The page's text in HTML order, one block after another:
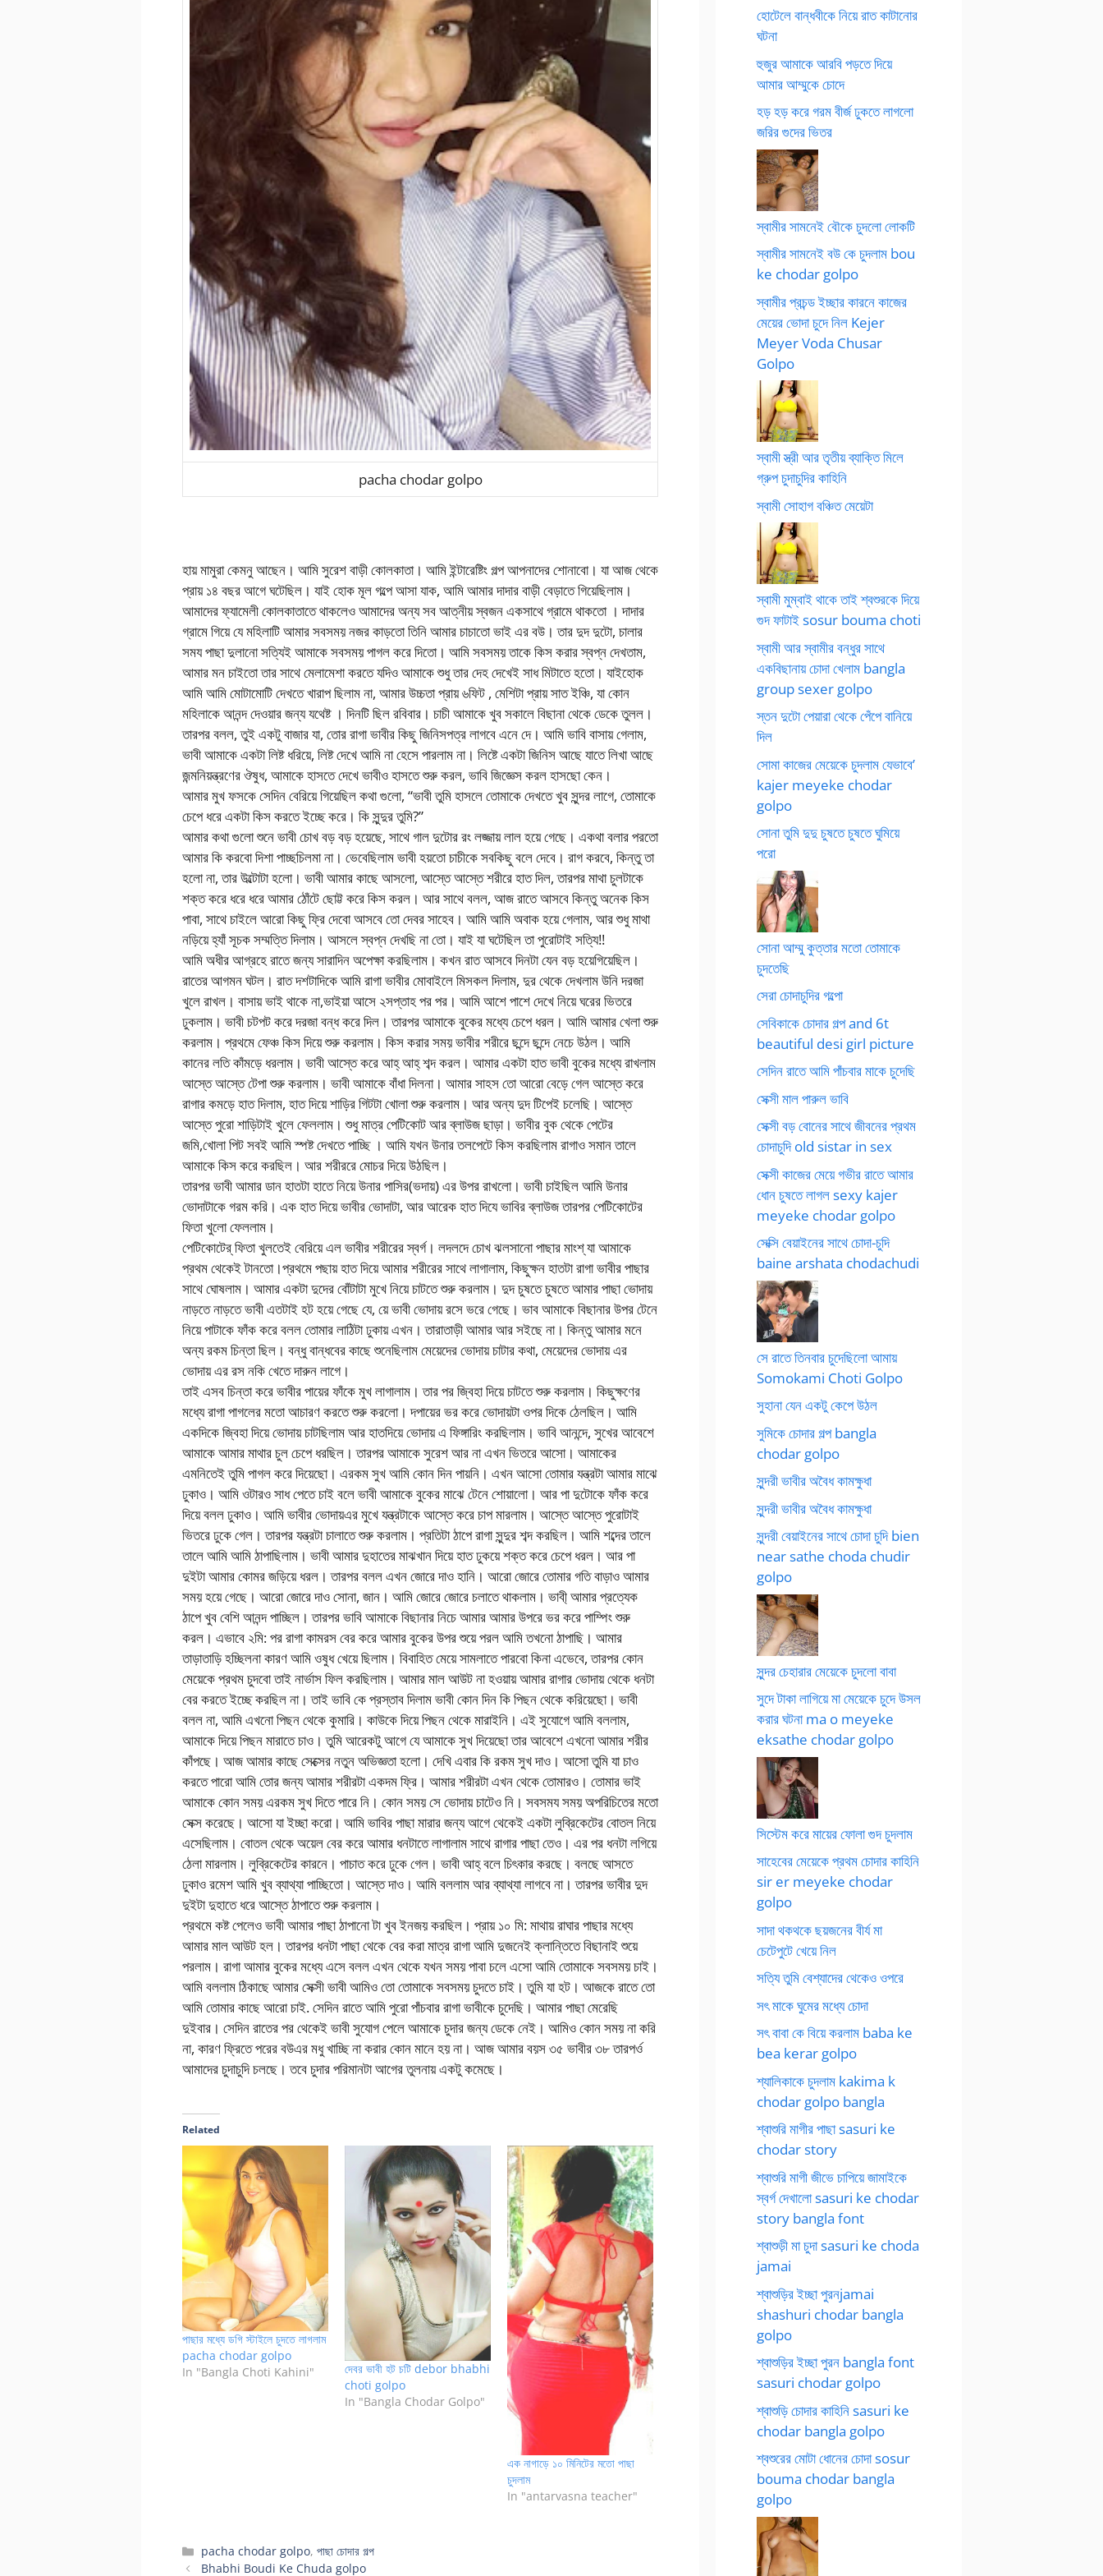
pacha chodar golpo
হায় মামুরা কেমনু আছেন। আমি সুরেশ বাড়ী কোলকাতা। আমি ইন্টারেষ্টিং গল্প আপনাদের শোনাবো। যা আজ থেকে
প্রায় ১৪ বছর আগে ঘটেছিল। যাই হোক মূল গল্পে আসা যাক, আমি আমার দাদার বাড়ী বেড়াতে গিয়েছিলাম।
আমাদের ফ্যামেলী কোলকাতাতে থাকলেও আমাদের অন্য সব আত্নীয় স্বজন একসাথে গ্রামে থাকতো । দাদার
গ্রামে গিয়ে যে মহিলাটি আমার সবসময় নজর কাড়তো তিনি আমার চাচাতো ভাই এর বউ। তার দুদ দুটো, চালার
সময পাছা দুলানো সত্যিই আমাকে সবসময় পাগল করে দিতো। আমি সবসময় তাকে কিস করার স্বপ্ন দেখতাম,
আমার মন চাইতো তার সাথে মেলামেশা করতে যদিও আমাকে শুধু তার দেহ দেখেই সাধ মিটাতে হতো। যাইহোক
আমি আমি মোটামোটি দেখতে খারাপ ছিলাম না, আমার উচ্চতা প্রায় ৬ফিট , মেশিটা প্রায় সাত ইঞ্চি, যা কোন
মহিলাকে আনন্দ দেওয়ার জন্য যথেষ্ট । দিনটি ছিল রবিবার। চাচী আমাকে খুব সকালে বিছানা থেকে ডেকে তুলল।
তারপর বলল, তুই একটু বাজার যা, তোর রাগা ভাবীর কিছু জিনিসপত্র লাগবে এনে দে। আমি ভাবি বাসায় গেলাম,
ভাবী আমাকে একটা লিষ্ট ধরিয়ে, লিষ্ট দেখে আমি না হেসে পারলাম না। লিষ্টে একটা জিনিস আছে যাতে লিখা আছে
জন্মনিয়ন্ত্রণের ঔষুধ, আমাকে হাসতে দেখে ভাবীও হাসতে শুরু করল, ভাবি জিজ্ঞেস করল হাসছো কেন।
আমার মুখ ফসকে সেদিন বেরিয়ে গিয়েছিল কথা গুলো, “ভাবী তুমি হাসলে তোমাকে দেখতে খুব সুন্দর লাগে, তোমাকে
চেপে ধরে একটা কিস করতে ইচ্ছে করে। কি সুন্দুর তুমি?”
আমার কথা গুলো শুনে ভাবী চোখ বড় বড় হয়েছে, সাথে গাল দুটোর রং লজ্জায় লাল হয়ে গেছে। একথা বলার পরতো
আমার কি করবো দিশা পাচ্ছচিলমা না। ভেবেছিলাম ভাবী হয়তো চাচীকে সবকিছু বলে দেবে। রাগ করবে, কিন্তু তা
হলো না, তার উল্টোটা হলো। ভাবী আমার কাছে আসলো, আস্তে আস্তে শরীরে হাত দিল, তারপর মাথা চুলটাকে
শক্ত করে ধরে ধরে আমার ঠোঁটে ছোট্ট করে কিস করল। আর সাথে বলল, আজ রাতে আসবে কিন্তু অনেক কিস
পাবা, সাথে চাইলে আরো কিছু ফ্রি দেবো আসবে তো দেবর সাহেব। আমি আমি অবাক হয়ে গেলাম, আর শুধু মাথা
নড়িয়ে হ্যাঁ সূচক সম্মত্তি দিলাম। আসলে স্বপ্ন দেখছি না তো। যাই যা ঘটেছিল তা পুরোটাই সত্যি!!
আমি অধীর আগ্রহে রাতে জন্য সারাদিন অপেক্ষা করছিলাম। কখন রাত আসবে দিনটা যেন বড় হয়েগিয়েছিল।
রাতের আগমন ঘটল। রাত দশটাদিকে আমি রাগা ভাবীর মোবাইলে মিসকল দিলাম, দুর থেকে দেখলাম উনি দরজা
খুলে রাখল। বাসায় ভাই থাকে না,ভাইয়া আসে ২সপ্তাহ পর পর। আমি আশে পাশে দেখে নিয়ে ঘরের ভিতরে
ঢুকলাম। ভাবী চটপট করে দরজা বন্ধ করে দিল। তারপর আমাকে বুকের মধ্যে চেপে ধরল। আমি আমার খেলা শুরু
করলাম। প্রথমে ফেঞ্চ কিস দিয়ে শুরু করলাম। কিস করার সময় ভাবীর শরীরে ছন্দে ছন্দে নেচে উঠল। আমি
কানের লতি কাঁমড়ে ধরলাম। ভাবী আস্তে করে আহ্‌ আহ্‌ শব্দ করল। আমার একটা হাত ভাবী বুকের মধ্যে রাখলাম
আস্তে আস্তে টেপা শুরু করলাম। ভাবী আমাকে বাঁধা দিলনা। আমার সাহস তো আরো বেড়ে গেল আস্তে করে
রাগার কমড়ে হাত দিলাম, হাত দিয়ে শাড়ির গিটটা খোলা শুরু করলাম। আর অন্য দুদ টিপেই চলেছি। আস্তে
আস্তে পুরো শাড়িটাই খুলে ফেললাম। শুধু মাত্র পেটিকোট আর ব্লাউজ ছাড়া। ভাবীর বুক থেকে পেটের
জমি,খোলা পিট সবই আমি স্পষ্ট দেখতে পাচ্ছি । আমি যখন উনার তলপেটে কিস করছিলাম রাগাও সমান তালে
আমাকে কিস করে করছিল। আর শরীররে মোচর দিয়ে উঠছিল।
তারপর ভাবী আমার ডান হাতটা হাতে নিয়ে উনার পাসির(ভদায়) এর উপর রাখলো। ভাবী চাইছিল আমি উনার
ভোদাটাকে গরম করি। এক হাত দিয়ে ভাবীর ভোদাটা, আর আরেক হাত দিযে ভাবির ব্লাউজ তারপর পেটিকোটের
ফিতা খুলো ফেললাম।
পেটিকোটের্ ফিতা খুলতেই বেরিয়ে এল ভাবীর শরীরের স্বর্গ। লদলদে চোখ ঝলসানো পাছার মাংশ্ যা আমাকে
প্রথম থেকেই টানতো।প্রথমে পছায় হাত দিয়ে আমার শরীরের সাথে লাগালাম, কিছুক্ষন হাতটা রাগা ভাবীর পাছার
সাথে ঘোষলাম। আমার একটা দুদের বোঁটাটা মুখে নিয়ে চাটতে শুরু করলাম। দুদ চুষতে চুষতে আমার পাছা ভোদায়
নাড়তে নাড়তে ভাবী এতটাই হট হয়ে গেছে যে, য়ে ভাবী ভোদায় রসে ভরে গেছে। ভাব আমাকে বিছানার উপর টেনে
নিয়ে পাটাকে ফাঁক করে বলল তোমার লাঠিটা ঢুকায় এখন। তারাতাড়ী আমার আর সইছে না। কিন্তু আমার মনে
অন্য রকম চিন্তা ছিল। বন্ধু বান্ধবের কাছে শুনেছিলাম মেয়েদের ভোদায় চাটার কথা, মেয়েদের ভোদায় এর
ভোদায় এর রস নকি খেতে দারুন লাগে।
তাই এসব চিন্তা করে ভাবীর পায়ের ফাঁকে মুখ লাগালাম। তার পর জ্বিহা দিয়ে চাটতে শুরু করলাম। কিছুক্ষণের
মধ্যে রাগা পাগলের মতো আচারণ করতে শুরু করলো। দপায়ের ভর করে ভোদায়টা ওপর দিকে ঠেলছিল। আমি
একদিকে জ্বিহা দিয়ে ভোদায় চাটছিলাম আর হাতদিয়ে ভোদায় এ ফিঙ্গারিং করছিলাম। ভাবি আনন্দে, সুখের আবেশে
আমাকে আমার মাথার চুল চেপে ধরছিল। তারপর আমাকে সুরেশ আর না এখন ভিতরে আসো। আমাকের
এমনিতেই তুমি পাগল করে দিয়েছো। এরকম সুখ আমি কোন দিন পায়নি। এখন আসো তোমার যন্ত্রটা আমার মাঝে
ঢুকাও। আমি ওটারও সাধ পেতে চাই বলে ভাবী আমাকে বুকের মাঝে টেনে শোয়ালো। আর পা দুটোকে ফাঁক করে
দিয়ে বলল ঢুকাও। আমি ভাবীর ভোদায়এর মুখে যন্ত্রটাকে আস্তে করে চাপ মারলাম। আস্তে আস্তে পুরোটাই
ভিতরে ঢুকে গেল। তারপর যন্ত্রটা চালাতে শুরু করলাম। প্রতিটা ঠাপে রাগা সুন্দুর শব্দ করছিল। আমি শব্দের তালে
তালে আমি আমি ঠাপাছিলাম। ভাবী আমার দুহাতের মাঝখান দিয়ে হাত ঢুকয়ে শক্ত করে চেপে ধরল। আর পা
দুইটা আমার কোমর জড়িয়ে ধরল। তারপর বলল এখন জোরে দাও হানি। আরো জোরে তোমার গতি বাড়াও আমার
সময় হয়ে গেছে। আরো জোরে দাও সোনা, জান। আমি জোরে জোরে চলাতে থাকলাম। ভাবী্ আমার প্রত্যেক
ঠাপে খুব বেশি আনন্দ পাচ্ছিল। তারপর ভাবি আমাকে বিছানার নিচে আমার আমার উপরে ভর করে পাম্পিং শুরু
করল। এভাবে ২মি: পর রাগা কামরস বের করে আমার বুকের উপর শুয়ে পরল আমি তখনো ঠাপাছি। আমার
তাড়াতাড়ি হচ্ছিলনা কারণ আমি ওষুধ খেয়ে ছিলাম। বিবাহিত মেয়ে সামলাতে পারবো কিনা এভেবে, তারপর কোন
মেয়েকে প্রথম চুদবো তাই নার্ভাস ফিল করছিলাম। আমার মাল আউট না হওয়ায় আমার রাগার ভোদায় থেকে ধনটা
বের করতে ইচ্ছে করছিল না। তাই ভাবি কে প্রস্তাব দিলাম ভাবী কোন দিন কি পিছন থেকে করিয়েছো। ভাবী
বলল না, আমি এখনো পিছন থেকে কুমারি। কাউকে দিয়ে পিছন থেকে মারাইনি। এই সুযোগে আমি বললাম,
আমাকে দিয়ে পিছন মারাতে চাও। তুমি আরেকটু আগে যে আমাকে সুখ দিয়েছো তার আবেশে এখনো আমার শরীর
কাঁপছে। আজ আমার কাছে সেক্সের নতুন অভিজ্ঞতা হলো। দেখি এবার কি রকম সুখ দাও। আসো তুমি যা চাও
করতে পারো আমি তোর জন্য আমার শরীরটা একদম ফ্রি। আমার শরীরটা এখন থেকে তোমারও। তোমার ভাই
আমাকে কোন সময় এরকম সুখ দিতে পারে নি। কোন সময় সে ভোদায় চাটেও নি। সবসময সময় অপরিচিতের মতো
সেক্স করেছে। আসো যা ইচ্ছা করো। আমি ভাবির পাছা মারার জন্য আগে থেকেই একটা লুব্রিকেটের বোতল নিয়ে
এসেছিলাম। বোতল থেকে অয়েল বের করে আমার ধনটাতে লাগালাম সাথে রাগার পাছা তেও। এর পর ধনটা লগিয়ে
ঠেলা মারলাম। লুব্রিকেটের কারনে। পাচাত করে ঢুকে গেল। ভাবী আহ্‌ বলে চিৎকার করছে। বলছে আসতে
ঢুকাও রমেশ আমি খুব ব্যাথ্যা পাচ্ছিতো। আস্তে দাও। আমি বললাম আর ব্যাথ্যা লাগবে না। তারপর ভাবীর দুদ
দুইটা দুহাতে ধরে আস্তে ঠাপাতে শুরু করলাম।
প্রথমে কষ্ট পেলেও ভাবী আমার পাছা ঠাপানো টা খুব ইনজয় করছিল। প্রায় ১০ মি: মাথায় রাঘার পাছার মধ্যে
আমার মাল আউট হল। তারপর ধনটা পাছা থেকে বের করা মাত্র রাগা আমি দুজনেই ক্লান্তিতে বিছানাই শুয়ে
পরলাম। রাগা আমার বুকের মধ্যে এসে বলল এখন থেকে যখন সময় পাবা চলে এসো আমি তোমাকে সবসময় চাই।
আমি বললাম ঠিকাছে আমার সেক্সী ভাবী আমিও তো তোমাকে সবসময় চুদতে চাই। তুমি যা হট। আজকে রাতে তো
আমি তোমার কাছে আরো চাই. সেদিন রাতে আমি পুরো পাঁচবার রাগা ভাবীকে চুদেছি। আমার পাছা মেরেছি
দুইবার। সেদিন রাতের পর থেকেই ভাবী সুযোগ পেলে আমাকে চুদার জন্য ডেকে নেই। আমিও কোন সময় না করি
না, কারণ ফ্রিতে পরের বউএর মধু খাচ্ছি না করার কোন মানে হয় না। আজ আমার বয়স ৩৫ ভাবীর ৩৮ তারপর্ও
আমাদের চুদাচুদি চলছে। তবে চুদার পরিমানটা আগের তুলনায় একটু কমেছে।
Related
পাছার মধ্যে ডগি স্টাইলে চুদতে লাগলাম
pacha chodar golpo
In "Bangla Choti Kahini"
দেবর ভাবী হট চটি debor bhabhi
choti golpo
In "Bangla Chodar Golpo"
এক নাগাড়ে ১০ মিনিটের মতো পাছা
চুদলাম
In "antarvasna teacher"
Categories
pacha chodar golpo,পাছা চোদার গল্প
Bhabhi Boudi Ke Chuda golpo
হোটেলে বান্ধবীকে নিয়ে রাত কাটানোর
ঘটনা
হুজুর আমাকে আরবি পড়তে দিয়ে
আমার আম্মুকে চোদে
হড় হড় করে গরম বীর্জ ঢুকতে লাগলো
জরির গুদের ভিতর
স্বামীর সামনেই বৌকে চুদলো লোকটি
স্বামীর সামনেই বউ কে চুদলাম bou
ke chodar golpo
স্বামীর প্রচন্ড ইচ্ছার কারনে কাজের
মেয়ের ভোদা চুদে নিল Kejer
Meyer Voda Chusar
Golpo
স্বামী স্ত্রী আর তৃতীয় ব্যাক্তি মিলে
গ্রুপ চুদাচুদির কাহিনি
স্বামী সোহাগ বঞ্চিত মেয়েটা
স্বামী মুম্বাই থাকে তাই শ্বশুরকে দিয়ে
গুদ ফাটাই sosur bouma choti
স্বামী আর স্বামীর বন্ধুর সাথে
একবিছানায় চোদা খেলাম bangla
group sexer golpo
স্তন দুটো পেয়ারা থেকে পেঁপে বানিয়ে
দিল
সোমা কাজের মেয়েকে চুদলাম যেভাবে’
kajer meyeke chodar
golpo
সোনা তুমি দুদু চুষতে চুষতে ঘুমিয়ে
পরো
সোনা আম্মু কুত্তার মতো তোমাকে
চুদতেছি
সেরা চোদাচুদির গল্পো
সেবিকাকে চোদার গল্প and 6t
beautiful desi girl picture
সেদিন রাতে আমি পাঁচবার মাকে চুদেছি
সেক্সী মাল পারুল ভাবি
সেক্সী বড় বোনের সাথে জীবনের প্রথম
চোদাচুদি old sistar in sex
সেক্সী কাজের মেয়ে গভীর রাতে আমার
ধোন চুষতে লাগল sexy kajer
meyeke chodar golpo
সেক্সি বেয়াইনের সাথে চোদা-চুদি
baine arshata chodachudi
সে রাতে তিনবার চুদেছিলো আমায়
Somokami Choti Golpo
সুহানা যেন একটু কেপে উঠল
সুমিকে চোদার গল্প bangla
chodar golpo
সুন্দরী ভাবীর অবৈধ কামক্ষুধা
সুন্দরী ভাবীর অবৈধ কামক্ষুধা
সুন্দরী বেয়াইনের সাথে চোদা চুদি bien
near sathe choda chudir
golpo
সুন্দর চেহারার মেয়েকে চুদলো বাবা
সুদে টাকা লাগিয়ে মা মেয়েকে চুদে উসল
করার ঘটনা ma o meyeke
eksathe chodar golpo
সিস্টেম করে মায়ের ফোলা গুদ চুদলাম
সাহেবের মেয়েকে প্রথম চোদার কাহিনি
sir er meyeke chodar
golpo
সাদা থকথকে ছয়জনের বীর্য মা
চেটেপুটে খেয়ে নিল
সত্যি তুমি বেশ্যাদের থেকেও ওপরে
সৎ মাকে ঘুমের মধ্যে চোদা
সৎ বাবা কে বিয়ে করলাম baba ke
bea kerar golpo
শ্যালিকাকে চুদলাম kakima k
chodar golpo bangla
শ্বাশুরি মাগীর পাছা sasuri ke
chodar story
শ্বাশুরি মাগী জীভে চাপিয়ে জামাইকে
স্বর্গ দেখালো sasuri ke chodar
story bangla font
শ্বাশুড়ী মা চুদা sasuri ke choda
jamai
শ্বাশুড়ির ইচ্ছা পুরনjamai
shashuri chodar bangla
golpo
শ্বাশুড়ির ইচ্ছা পুরন bangla font
sasuri chodar golpo
শ্বাশুড়ি চোদার কাহিনি sasuri ke
chodar bangla golpo
শ্বশুরের মোটা ধোনের চোদা sosur
bouma chodar bangla
golpo